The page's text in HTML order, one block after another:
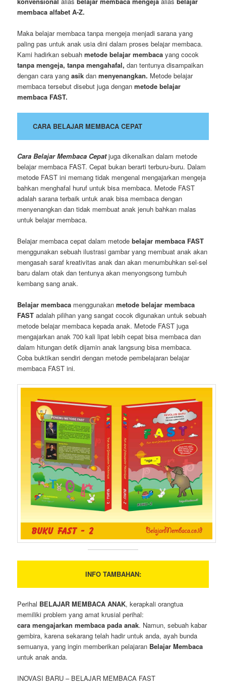
membaca alfabet A-Z.
Maka belajar membaca tanpa mengeja menjadi sarana yang
paling pas untuk anak usia dini dalam proses belajar membaca.
Kami hadirkan sebuahmetode belajar membaca yang cocok
tanpa mengeja, tanpa mengahafal, dan tentunya disampaikan
dengan cara yangasik dan menyenangkan. Metode belajar
membaca tersebut disebut juga denganmetode belajar
membaca FAST.
CARA BELAJAR MEMBACA CEPAT
Cara Belajar Membaca Cepatjuga dikenalkan dalam metode
belajar membaca FAST. Cepat bukan berarti terburu-buru. Dalam
metode FAST ini memang tidak mengenal mengajarkan mengeja
bahkan menghafal huruf untuk bisa membaca. Metode FAST
adalah sarana terbaik untuk anak bisa membaca dengan
menyenangkan dan tidak membuat anak jenuh bahkan malas
untuk belajar membaca.
Belajar membaca cepat dalam metodebelajar membaca FAST
menggunakan sebuah ilustrasi gambar yang membuat anak akan
mengasah saraf kreativitas anak dan akan menumbuhkan sel-sel
baru dalam otak dan tentunya akan menyongsong tumbuh
kembang sang anak.
Belajar membaca menggunakanmetode belajar membaca
FAST adalah pilihan yang sangat cocok digunakan untuk sebuah
metode belajar membaca kepada anak. Metode FAST juga
mengajarkan anak 700 kali lipat lebih cepat bisa membaca dan
dalam hitungan detik dijamin anak langsung bisa membaca.
Coba buktikan sendiri dengan metode pembelajaran belajar
membaca FAST ini.
INFO TAMBAHAN:
Perihal BELAJAR MEMBACA ANAK, kerapkali orangtua
memiliki problem yang amat krusial perihal:
cara mengajarkan membaca pada anak. Namun, sebuah kabar
gembira, karena sekarang telah hadir untuk anda, ayah bunda
semuanya, yang ingin memberikan pelajaran Belajar Membaca
untuk anak anda.
INOVASI BARU – BELAJAR MEMBACA FAST